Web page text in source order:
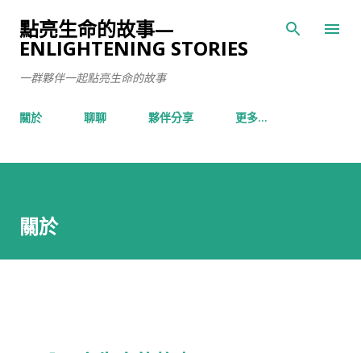
跳到主要內容
點亮生命的故事—
ENLIGHTENING STORIES
一群夥伴一起點亮生命的故事
關於 聊聊 夥伴分享 更多…
關於